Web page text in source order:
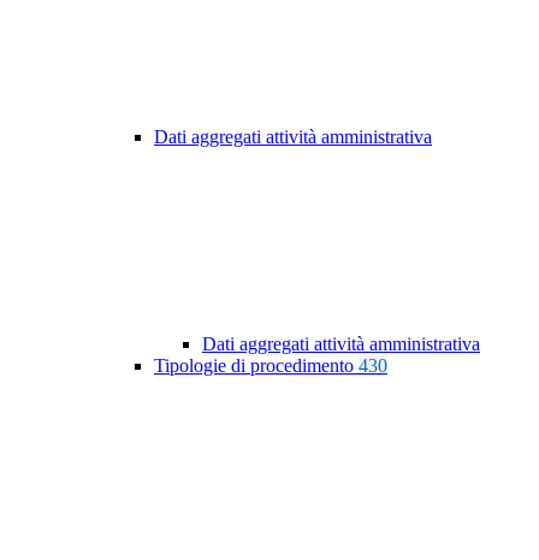
Dati aggregati attività amministrativa
Dati aggregati attività amministrativa
Tipologie di procedimento 430